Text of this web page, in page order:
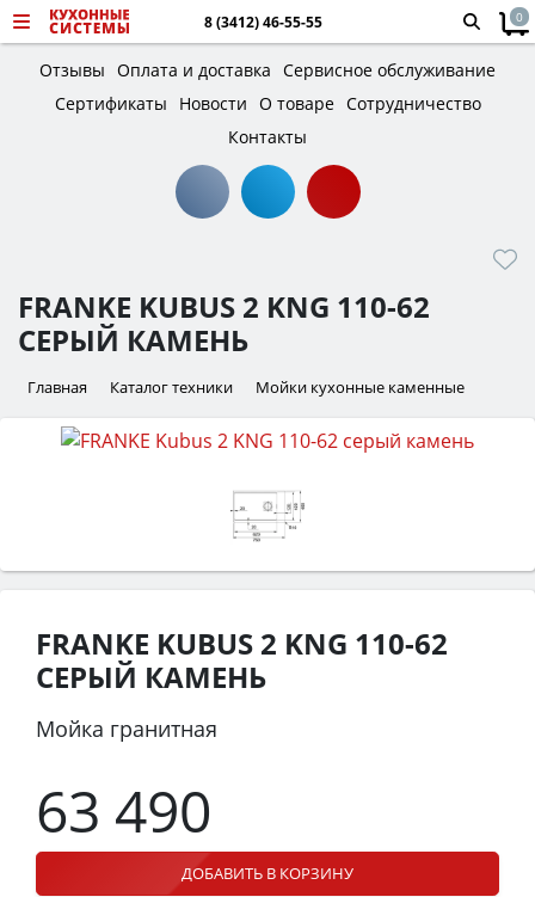
8 (3412) 46-55-55 0
Отзывы Оплата и доставка Сервисное обслуживание
Сертификаты
Новости О товаре Сотрудничество
Контакты
FRANKE KUBUS 2 KNG 110-62
СЕРЫЙ КАМЕНЬ
Главная Каталог техники Мойки кухонные каменные
FRANKE KUBUS 2 KNG 110-62
СЕРЫЙ КАМЕНЬ
Мойка гранитная
63 490
ДОБАВИТЬ В КОРЗИНУ